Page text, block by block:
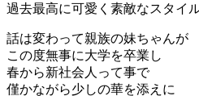
過去最高に可愛く素敵なスタイ
話は変わって親族の妹ちゃんが
この度無事に大学を卒業し
春から新社会人って事で
僅かながら少しの華を添えに